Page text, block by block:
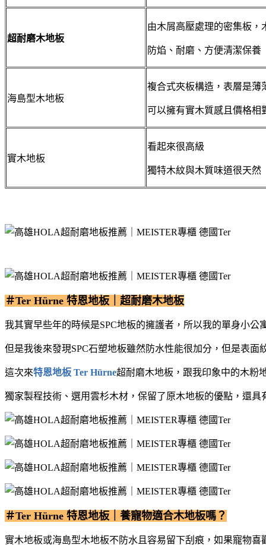
超耐磨木地板
由木屑高壓處理的密集板，
防焰、耐磨、方便清潔保養
海島型木地板
複合式夾板構造，表層是薄
可以擁有實木質感且價格相
實木地板
看起來很高級
獨特木紋與木質味道很天然
＃Ter Hürne 特恩地板｜超耐磨木地板
我其實早些年的時候是SPC地板的擁護者，所以我的單身小公
但是我後來發現SPC石塑地板雖然防水性能很加分，但是表
這次來特恩地板 Ter Hürne超耐磨木地板，跟我印象中的木粉
獨家製程技術、選用雲杉木材，保留了原木地板的優點，還具
＃Ter Hürne 特恩地板｜養寵物適合木地板嗎？
實木地板或海島型木地板不防水且容易留下刮痕，如果寵物